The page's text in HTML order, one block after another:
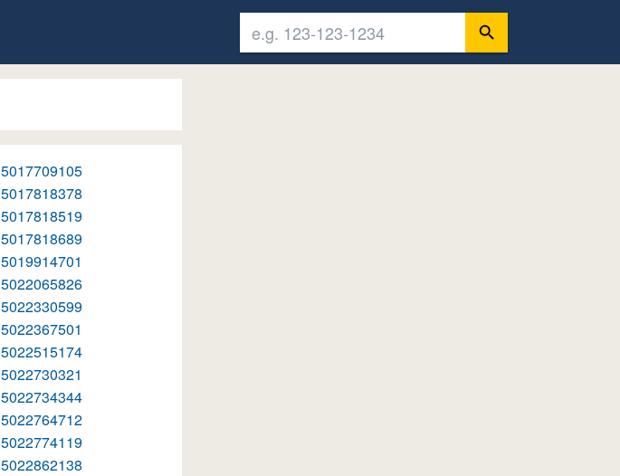
5017709105
5017818378
5017818519
5017818689
5019914701
5022065826
5022330599
5022367501
5022515174
5022730321
5022734344
5022764712
5022774119
5022862138